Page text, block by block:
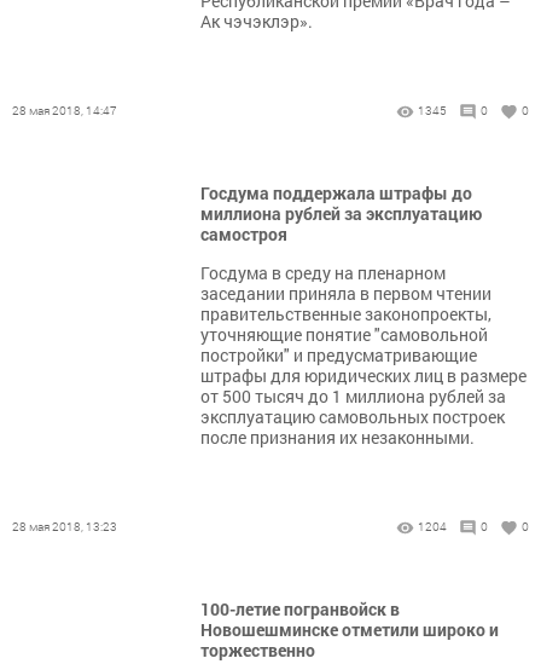
Ак чэчэклэр».
28 мая 2018, 14:47 1345 0 0
Госдума поддержала штрафы до
миллиона рублей за эксплуатацию
самостроя
Госдума в среду на пленарном
заседании приняла в первом чтении
правительственные законопроекты,
уточняющие понятие "самовольной
постройки" и предусматривающие
штрафы для юридических лиц в размере
от 500 тысяч до 1 миллиона рублей за
эксплуатацию самовольных построек
после признания их незаконными.
28 мая 2018, 13:23 1204 0 0
100-летие погранвойск в
Новошешминске отметили широко и
торжественно